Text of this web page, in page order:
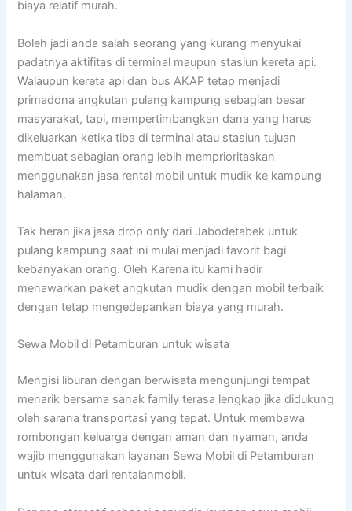
biaya relatif murah.
Boleh jadi anda salah seorang yang kurang menyukai
padatnya aktifitas di terminal maupun stasiun kereta api.
Walaupun kereta api dan bus AKAP tetap menjadi
primadona angkutan pulang kampung sebagian besar
masyarakat, tapi, mempertimbangkan dana yang harus
dikeluarkan ketika tiba di terminal atau stasiun tujuan
membuat sebagian orang lebih memprioritaskan
menggunakan jasa rental mobil untuk mudik ke kampung
halaman.
Tak heran jika jasa drop only dari Jabodetabek untuk
pulang kampung saat ini mulai menjadi favorit bagi
kebanyakan orang. Oleh Karena itu kami hadir
menawarkan paket angkutan mudik dengan mobil terbaik
dengan tetap mengedepankan biaya yang murah.
Sewa Mobil di Petamburan untuk wisata
Mengisi liburan dengan berwisata mengunjungi tempat
menarik bersama sanak family terasa lengkap jika didukung
oleh sarana transportasi yang tepat. Untuk membawa
rombongan keluarga dengan aman dan nyaman, anda
wajib menggunakan layanan Sewa Mobil di Petamburan
untuk wisata dari rentalanmobil.